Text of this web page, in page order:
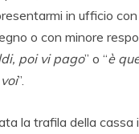
in ufficio
o con minore
poi vi pago” o “è
”.
la trafila della